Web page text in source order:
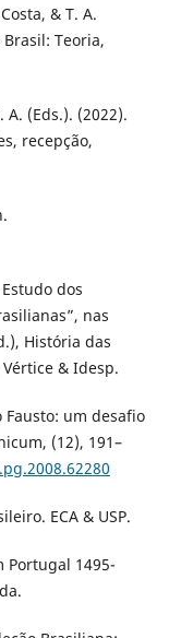
& T. A.
Teoria,
A. (Eds.). (2022).
recepção,
dos
nas
História das
& Idesp.
Fausto: um desafio
(12), 191–
ECA & USP.
Portugal 1495-